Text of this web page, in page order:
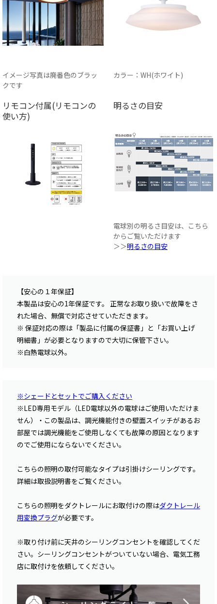
イメージ写真は廃番色のブラッ
クです
カラー：WH(ホワイト)
リモコン付属(リモコンの
使い方)
明るさの目安
電球別の明るさ目安は、こちら
からご覧いただけます
＞＞明るさの目安
【安心の１年保証】
本製品は安心の1年保証です。 正常なお取り扱いで故障をさ
れた場合、無償で対応させていただきます。
※ 保証対応の際は「製品に付属の保証書」と「お買い上げ
明細書」が必要となりますので大切に保管下さい。
※白熱電球以外。
※シェードとセットでご購入ください
※LED専用モデル（LED電球以外の電球はご使用いただけま
せん）・この製品は、調光機能付きの壁面スイッチがあるお
部屋では調光機能をご使用しなくても故障の原因となります
のでご使用にならないでください。
こちらの照明の取付可能なタイプは引掛けシーリングです。
詳細は取扱説明書をご覧ください。
こちらの照明をダクトレールにお取付けの際はダクトレール
用変換プラグが必要です。
※取り付け前に天井のシーリングコンセントを確認してくだ
さい。シーリングコンセントがついていない場合、電気工務
店に取付けを依頼してください。